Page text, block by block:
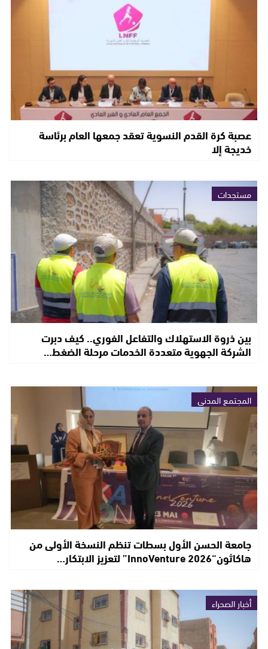
عصبة كرة القدم النسوية تعقد جمعها العام برئاسة
خديجة إلا
مستجدات
بين ذروة الاستهلاك والتفاعل الفوري.. كيف دبرت
الشركة الجهوية متعددة الخدمات مرحلة الضغط…
المجتمع المدني
جامعة الحسن الأول بسطات تنظم النسخة الأولى من
هاكاثون“InnoVenture 2026” لتعزيز الابتكار…
أخبار الصحراء